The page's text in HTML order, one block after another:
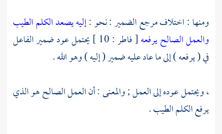
ومنها : اختلاف مرجع الضمير : نحو :إليه يصعد الكلم الطيب
والعمل الصالح يرفعه
[ فاطر : 10 ] يحتمل عود ضمير الفاعل
في ( يرفعه ) إلى ما عاد عليه ضمير ( إليه ) وهو الله .
، ويحتمل عوده إلى العمل ; والمعنى : أن العمل الصالح هو الذي
يرفع الكلم الطيب .